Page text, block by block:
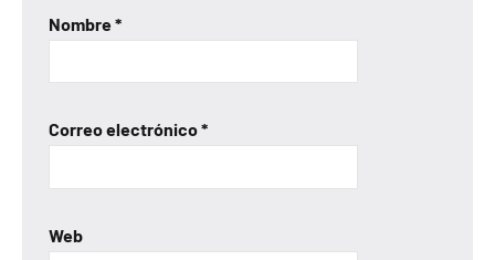
Nombre*
Correo electrónico*
Web